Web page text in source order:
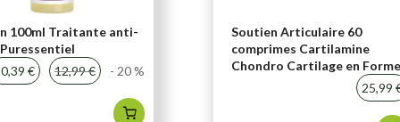
100ml Traitante anti-
€
12,99 € - 20 %
Soutien Articulaire 60
comprimes Cartilamine
Chondro Cartilage en Forme
25,99